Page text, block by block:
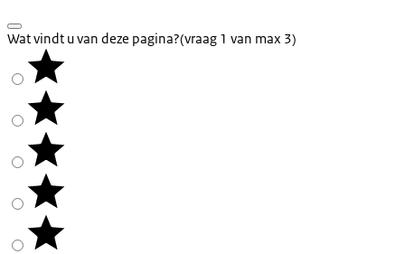
Wat vindt u van deze pagina?(vraag 1 van max 3)